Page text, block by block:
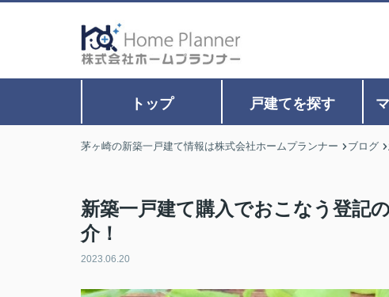
トップ 戸建てを探す
茅ヶ崎の新築一戸建て情報は株式会社ホームプランナー ブログ
新築一戸建て購入でおこなう登記
介！
2023.06.20